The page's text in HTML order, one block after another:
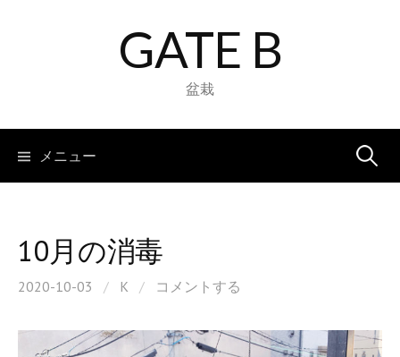
キ
GATE B
盆栽
メニュー 検
10月の消毒
2020-10-03 / K / コメントする